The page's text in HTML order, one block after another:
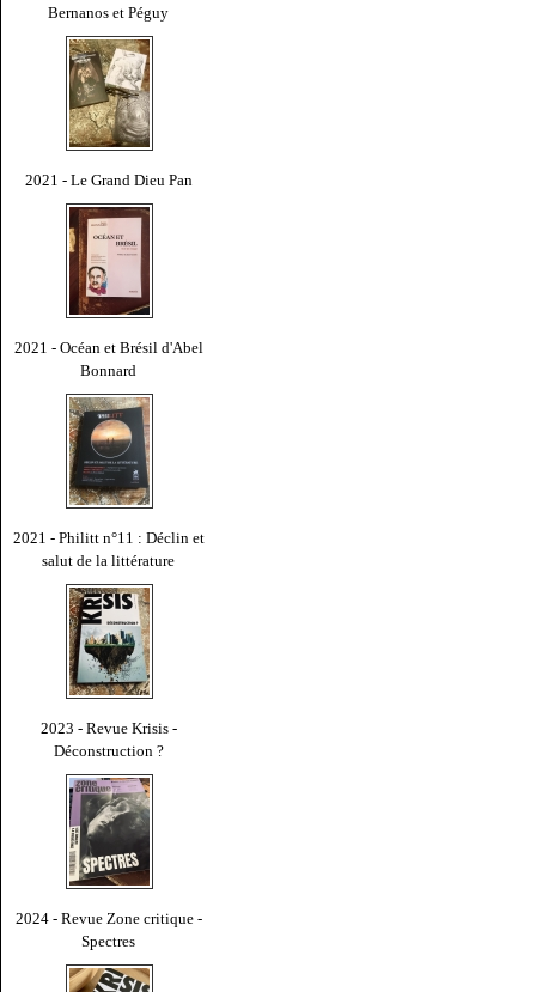
Bernanos et Péguy
2021 - Le Grand Dieu Pan
2021 - Océan et Brésil d'Abel
Bonnard
2021 - Philitt n°11 : Déclin et
salut de la littérature
2023 - Revue Krisis -
Déconstruction ?
2024 - Revue Zone critique -
Spectres